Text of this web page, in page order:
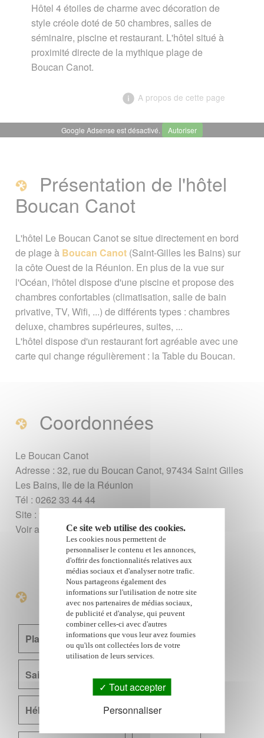
Hôtel 4 étoiles de charme avec décoration de
style créole doté de 50 chambres, salles de
séminaire, piscine et restaurant. L'hôtel situé à
proximité directe de la mythique plage de
Boucan Canot.
A propos de cette page
Présentation de l'hôtel Boucan Canot
Coordonnées A voir également
Page créée le 14 août 2011. Dernière
mise à jour le 08 janvier 2023
Vous êtes ici :Accueil/Guide Tourisme/
Hébergement à La Réunion/Hôtels
Boucan Canot ****
Signaler une erreur ou Proposer une
Google Adsense est désactivé. Autoriser
Présentation de l'hôtel
Boucan Canot
L'hôtel Le Boucan Canot se situe directement en bord
de plage à Boucan Canot (Saint-Gilles les Bains) sur
la côte Ouest de la Réunion. En plus de la vue sur
l'Océan, l'hôtel dispose d'une piscine et propose des
chambres confortables (climatisation, salle de bain
privative, TV, Wifi, ...) de différents types : chambres
deluxe, chambres supérieures, suites, ...
L'hôtel dispose d'un restaurant fort agréable avec une
carte qui change régulièrement : la Table du Boucan.
Coordonnées
Le Boucan Canot
Adresse : 32, rue du Boucan Canot, 97434 Saint Gilles
Les Bains, Ile de la Réunion
Tél : 0262 33 44 44
Site : www.boucancanot.com
Voir aussi l'hôtel surBookinget surAgoda
A voir également
Plage de Boucan Canot
Saint Gilles les Bains
Hébergement à La Réunion
Ce site web utilise des cookies.
Les cookies nous permettent de
personnaliser le contenu et les annonces,
d'offrir des fonctionnalités relatives aux
médias sociaux et d'analyser notre trafic.
Nous partageons également des
informations sur l'utilisation de notre site
avec nos partenaires de médias sociaux,
de publicité et d'analyse, qui peuvent
combiner celles-ci avec d'autres
informations que vous leur avez fournies
ou qu'ils ont collectées lors de votre
utilisation de leurs services.
Tout accepter
Personnaliser